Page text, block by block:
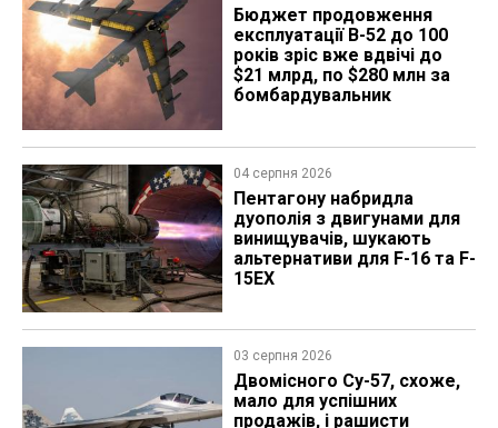
Бюджет продовження
експлуатації B-52 до 100
років зріс вже вдвічі до
$21 млрд, по $280 млн за
бомбардувальник
04 серпня 2026
Пентагону набридла
дуополія з двигунами для
винищувачів, шукають
альтернативи для F-16 та F-
15EX
03 серпня 2026
Двомісного Су-57, схоже,
мало для успішних
продажів, і рашисти